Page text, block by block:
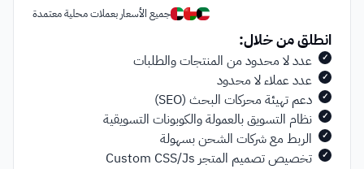
جميع الأسعار بعملات محلية معتمدة
انطلق من خلال:
عدد لا محدود من المنتجات والطلبات ✓
عدد عملاء لا محدود ✓
دعم تهيئة محركات البحث (SEO) ✓
نظام التسويق بالعمولة والكوبونات التسويقية ✓
الربط مع شركات الشحن بسهولة ✓
تخصيص تصميم المتجر Custom CSS/Js ✓